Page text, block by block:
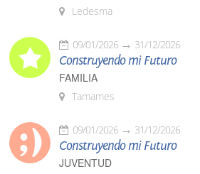
Ledesma
09/01/2026 31/12/2026
Construyendo mi Futuro
FAMILIA
Tamames
09/01/2026 31/12/2026
Construyendo mi Futuro
JUVENTUD